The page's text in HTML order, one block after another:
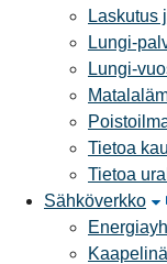
Laskutus
Lungi-
Lungi-
Tietoa
Tietoa
Sähköverkko